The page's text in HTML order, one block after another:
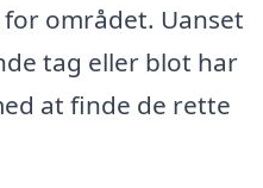
området. Uanset
tag eller blot har
at finde de rette